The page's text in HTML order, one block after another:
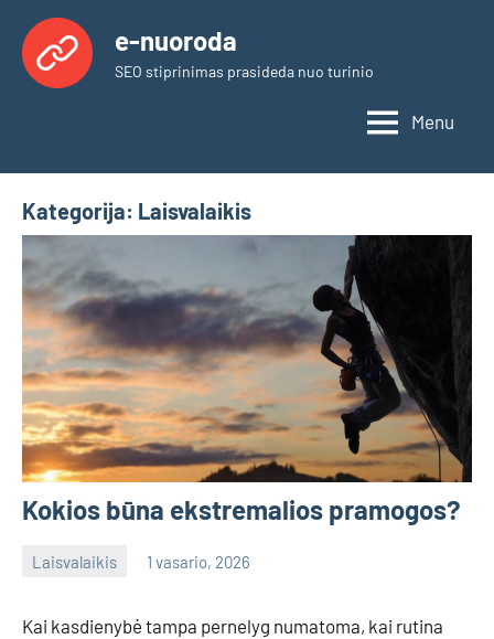
content
e-nuoroda
SEO stiprinimas prasideda nuo turinio
Menu
Kategorija: Laisvalaikis
Kokios būna ekstremalios pramogos?
Laisvalaikis 1 vasario, 2026
Kai kasdienybė tampa pernelyg numatoma, kai rutina